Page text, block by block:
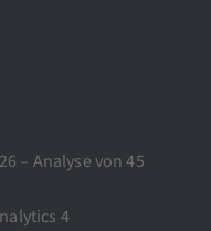
– Analyse von 45
4